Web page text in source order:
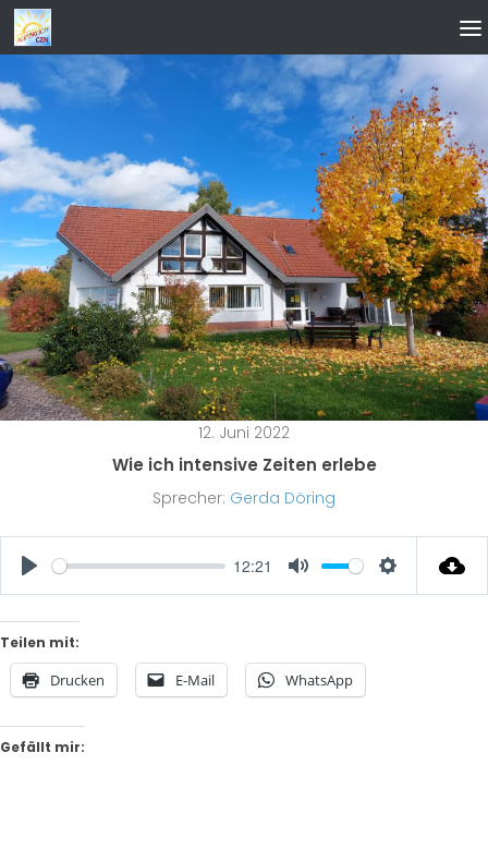
Zum Inhalt springen
12. Juni 2022
Wie ich intensive Zeiten erlebe
Sprecher: Gerda Döring
Play
12:21
Mute Settings
Teilen mit:
Drucken E-Mail WhatsApp
Gefällt mir: